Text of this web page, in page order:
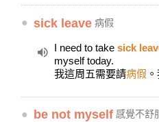
● sick leave 病假
I need to take sick
myself today.
我這周五需要請病假
● be not myself 感覺不舒